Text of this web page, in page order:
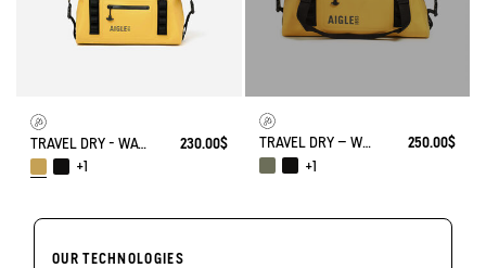
TRAVEL DRY - WATERPROOF WEEKENDER BAG (20L)
230.00$
+1
TRAVEL DRY – WATERPROOF DUFFEL BAG (35L) – AIRLINE FIT CARRY ON
250.00$
+1
OUR TECHNOLOGIES